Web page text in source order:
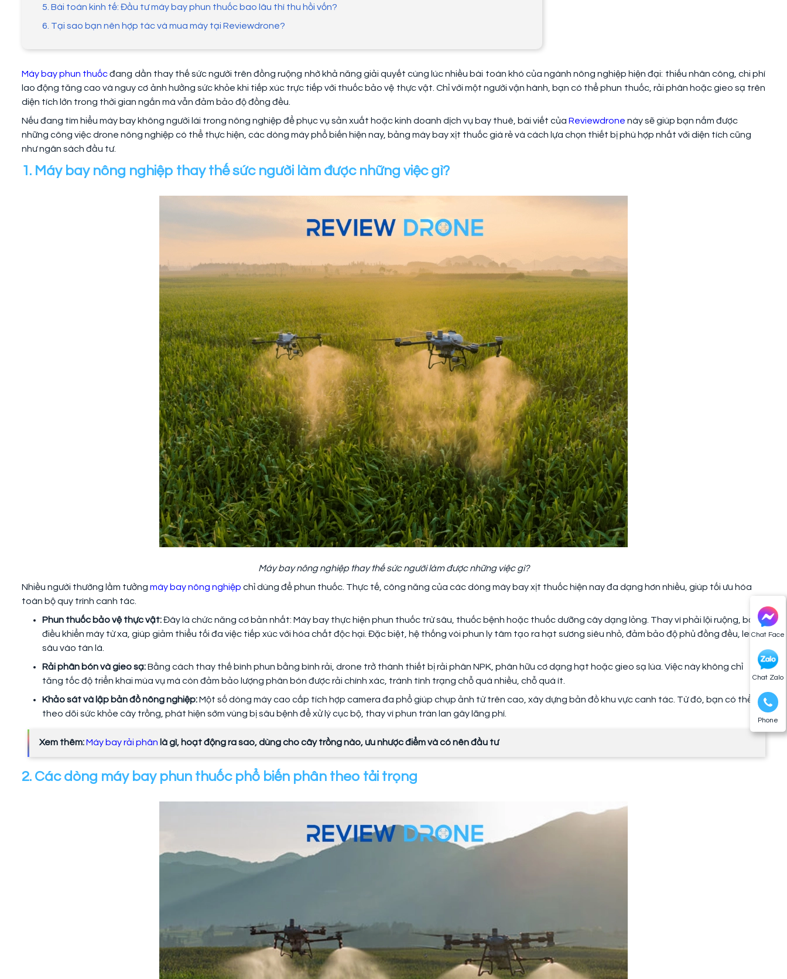
Chat Face
Chat Zalo
Phone
5. Bài toán kinh tế: Đầu tư máy bay phun thuốc bao lâu thì thu hồi vốn?
6. Tại sao bạn nên hợp tác và mua máy tại Reviewdrone?
Máy bay phun thuốcđang dần thay thế sức người trên đồng ruộng nhờ khả năng giải quyết cùng lúc nhiều bài toán khó của ngành nông nghiệp hiện đại: thiếu nhân công, chi phí
lao động tăng cao và nguy cơ ảnh hưởng sức khỏe khi tiếp xúc trực tiếp với thuốc bảo vệ thực vật. Chỉ với một người vận hành, bạn có thể phun thuốc, rải phân hoặc gieo sạ trên
diện tích lớn trong thời gian ngắn mà vẫn đảm bảo độ đồng đều.
Nếu đang tìm hiểu máy bay không người lái trong nông nghiệp để phục vụ sản xuất hoặc kinh doanh dịch vụ bay thuê, bài viết của Reviewdrone này sẽ giúp bạn nắm được
những công việc drone nông nghiệp có thể thực hiện, các dòng máy phổ biến hiện nay, bảng máy bay xịt thuốc giá rẻ và cách lựa chọn thiết bị phù hợp nhất với diện tích cũng
như ngân sách đầu tư.
1. Máy bay nông nghiệp thay thế sức người làm được những việc gì?
Máy bay nông nghiệp thay thế sức người làm được những việc gì?
Nhiều người thường lầm tưởng máy bay nông nghiệp chỉ dùng để phun thuốc. Thực tế, công năng của các dòng máy bay xịt thuốc hiện nay đa dạng hơn nhiều, giúp tối ưu hóa
toàn bộ quy trình canh tác.
Phun thuốc bảo vệ thực vật:Đây là chức năng cơ bản nhất: Máy bay thực hiện phun thuốc trừ sâu, thuốc bệnh hoặc thuốc dưỡng cây dạng lỏng. Thay vì phải lội ruộng, bạn
điều khiển máy từ xa, giúp giảm thiểu tối đa việc tiếp xúc với hóa chất độc hại. Đặc biệt, hệ thống vòi phun ly tâm tạo ra hạt sương siêu nhỏ, đảm bảo độ phủ đồng đều, len lỏi
sâu vào tán lá.
Rải phân bón và gieo sạ:Bằng cách thay thế bình phun bằng bình rải, drone trở thành thiết bị rải phân NPK, phân hữu cơ dạng hạt hoặc gieo sạ lúa. Việc này không chỉ
tăng tốc độ triển khai mùa vụ mà còn đảm bảo lượng phân bón được rải chính xác, tránh tình trạng chỗ quá nhiều, chỗ quá ít.
Khảo sát và lập bản đồ nông nghiệp:Một số dòng máy cao cấp tích hợp camera đa phổ giúp chụp ảnh từ trên cao, xây dựng bản đồ khu vực canh tác. Từ đó, bạn có thể
theo dõi sức khỏe cây trồng, phát hiện sớm vùng bị sâu bệnh để xử lý cục bộ, thay vì phun tràn lan gây lãng phí.
Xem thêm:Máy bay rải phân là gì, hoạt động ra sao, dùng cho cây trồng nào, ưu nhược điểm và có nên đầu tư
2. Các dòng máy bay phun thuốc phổ biến phân theo tải trọng